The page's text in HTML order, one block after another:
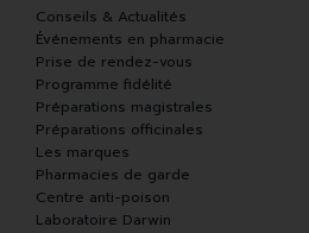
Conseils & Actualités
Événements en pharmacie
Prise de rendez-vous
Programme fidélité
Préparations magistrales
Préparations officinales
Les marques
Pharmacies de garde
Centre anti-poison
Laboratoire Darwin